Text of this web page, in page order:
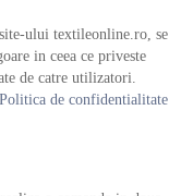
ului textileonline.ro, se
in ceea ce priveste
de catre utilizatori.
Politica de confidentialitate